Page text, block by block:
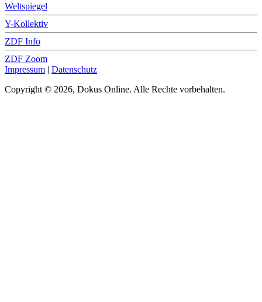
Weltspiegel
Y-Kollektiv
ZDF Info
ZDF Zoom
Impressum | Datenschutz
Copyright © 2026, Dokus Online. Alle Rechte vorbehalten.